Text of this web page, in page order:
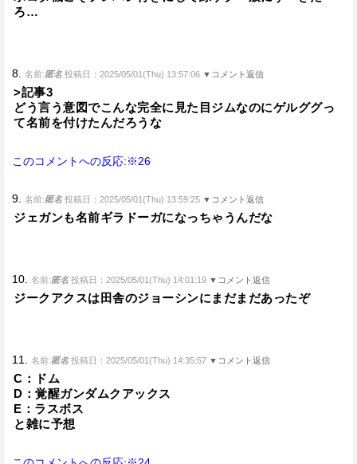
ろ…
8. 名前:匿名 投稿日：2025/05/01(Thu) 13:57:06 ▼コメント返信
>記事3
どう言う意図でこんな完全に見た目ジムなのにゲルググっ
て名前を付けたんだろうな
このコメントへの反応:※26
9. 名前:匿名 投稿日：2025/05/01(Thu) 13:59:25 ▼コメント返信
ジェガンも名前ギラドーガになっちゃうんだな
10. 名前:匿名 投稿日：2025/05/01(Thu) 14:01:19 ▼コメント返信
ジークアクスは田舎のジョーシンにまだまだあったぞ
11. 名前:匿名 投稿日：2025/05/01(Thu) 14:35:57 ▼コメント返信
C：ドム
D：覚醒ガンダムクアックス
E：ラスボス
と雑に予想